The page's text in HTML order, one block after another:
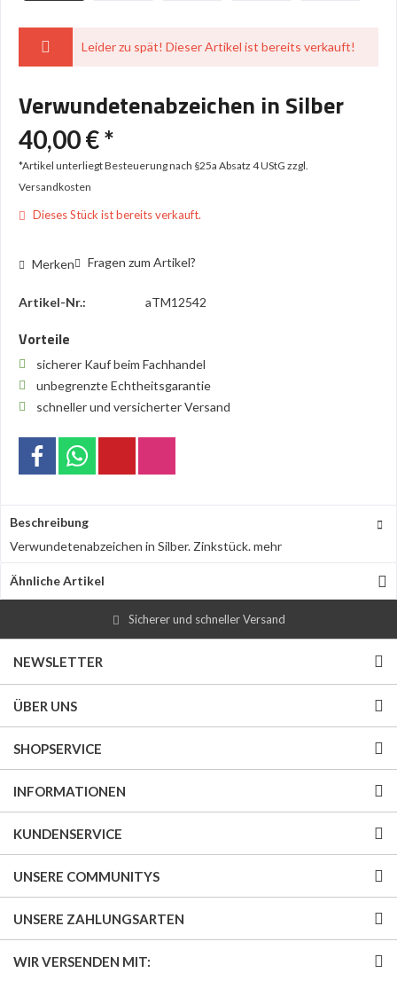
Leider zu spät! Dieser Artikel ist bereits verkauft!
Verwundetenabzeichen in Silber
40,00 € *
*Artikel unterliegt Besteuerung nach §25a Absatz 4 UStG zzgl.
Versandkosten
Dieses Stück ist bereits verkauft.
Merken Fragen zum Artikel?
Artikel-Nr.: aTM12542
Vorteile
sicherer Kauf beim Fachhandel
unbegrenzte Echtheitsgarantie
schneller und versicherter Versand
Beschreibung
Verwundetenabzeichen in Silber. Zinkstück.mehr
Ähnliche Artikel
Sicherer und schneller Versand
NEWSLETTER
ÜBER UNS
SHOPSERVICE
INFORMATIONEN
KUNDENSERVICE
UNSERE COMMUNITYS
UNSERE ZAHLUNGSARTEN
WIR VERSENDEN MIT: